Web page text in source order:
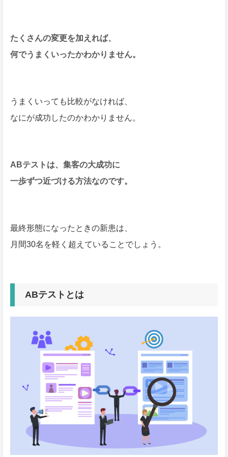
たくさんの変更を加えれば、
何でうまくいったかわかりません。
うまくいっても比較がなければ、
なにが成功したのかわかりません。
ABテストは、集客の大成功に
一歩ずつ近づける方法なのです。
最終形態になったときの新患は、
月間30名を軽く超えていることでしょう。
ABテストとは